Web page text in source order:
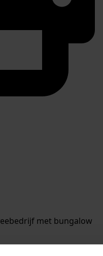
met bungalow